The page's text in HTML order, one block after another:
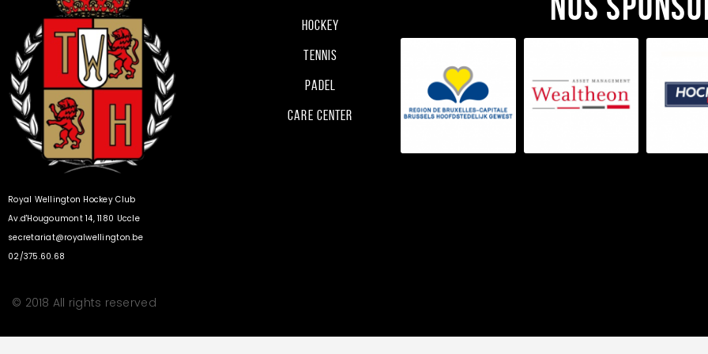
d
e
v
u
e
s
É
v
è
t
-
l
é
.
Royal Wellington Hockey Club
Av.d'Hougoumont 14, 1180 Uccle
secretariat@royalwellington.be
02/375.60.68
Hockey
Tennis
Padel
Care Center
© 2018 All rights reserved